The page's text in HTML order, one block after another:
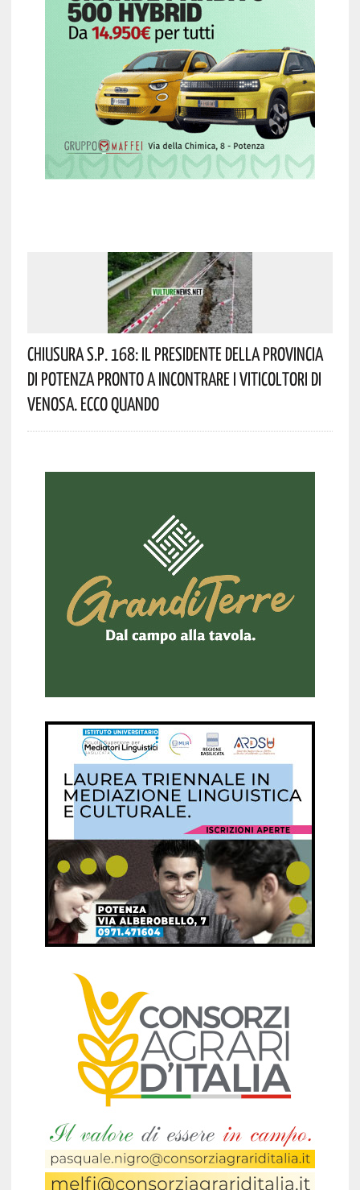
Chiusura S.P. 168: Il Presidente Della Provincia
Di Potenza Pronto A Incontrare I Viticoltori Di
Venosa. Ecco Quando